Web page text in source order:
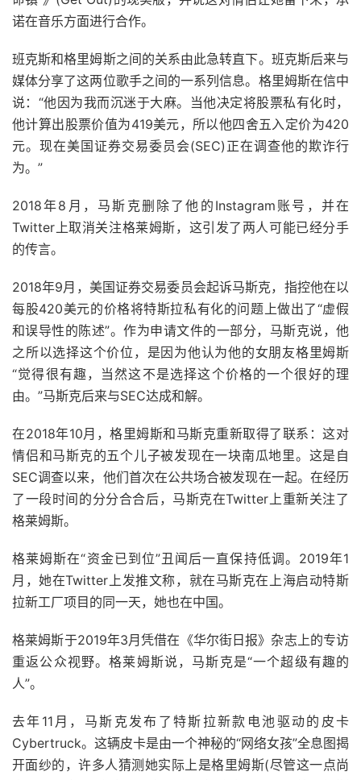
诺在音乐方面进行合作。
班克斯和格里姆斯之间的关系由此急转直下。班克斯后来与
媒体分享了这两位歌手之间的一系列信息。格里姆斯在信中
说：“他因为我而沉迷于大麻。当他决定将股票私有化时，
他计算出股票价值为419美元，所以他四舍五入定价为420
元。现在美国证券交易委员会(SEC)正在调查他的欺诈行
为。”
2018年8月，马斯克删除了他的Instagram账号，并在
Twitter上取消关注格莱姆斯，这引发了两人可能已经分手
的传言。
2018年9月，美国证券交易委员会起诉马斯克，指控他在以
每股420美元的价格将特斯拉私有化的问题上做出了“虚假
和误导性的陈述”。作为申请文件的一部分，马斯克说，他
之所以选择这个价位，是因为他认为他的女朋友格里姆斯
“觉得很有趣，当然这不是选择这个价格的一个很好的理
由。”马斯克后来与SEC达成和解。
在2018年10月，格里姆斯和马斯克重新取得了联系：这对
情侣和马斯克的五个儿子被发现在一块南瓜地里。这是自
SEC调查以来，他们首次在公共场合被发现在一起。在经历
了一段时间的分分合合后，马斯克在Twitter上重新关注了
格莱姆斯。
格莱姆斯在“资金已到位”丑闻后一直保持低调。2019年1
月，她在Twitter上发推文称，就在马斯克在上海启动特斯
拉新工厂项目的同一天，她也在中国。
格莱姆斯于2019年3月凭借在《华尔街日报》杂志上的专访
重返公众视野。格莱姆斯说，马斯克是“一个超级有趣的
人”。
去年11月，马斯克发布了特斯拉新款电池驱动的皮卡
Cybertruck。这辆皮卡是由一个神秘的“网络女孩”全息图揭
开面纱的，许多人猜测她实际上是格里姆斯(尽管这一点尚